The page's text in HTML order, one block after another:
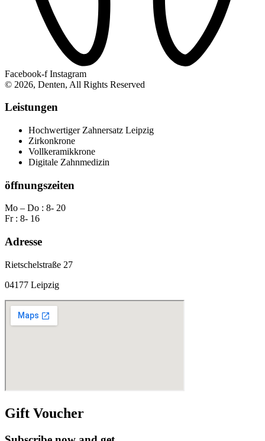
Facebook-f Instagram
© 2026, Denten, All Rights Reserved
Leistungen
Hochwertiger Zahnersatz Leipzig
Zirkonkrone
Vollkeramikkrone
Digitale Zahnmedizin
öffnungszeiten
Mo – Do : 8- 20
Fr : 8- 16
Adresse
Rietschelstraße 27
04177 Leipzig
Gift Voucher